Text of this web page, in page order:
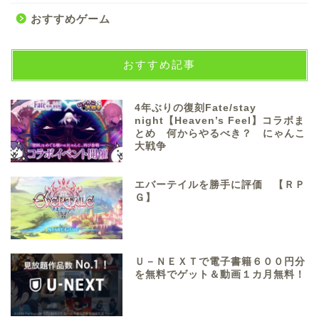
おすすめゲーム
おすすめ記事
4年ぶりの復刻Fate/stay
night【Heaven’s Feel】コラボま
とめ 何からやるべき？ にゃんこ
大戦争
エバーテイルを勝手に評価 【ＲＰ
Ｇ】
Ｕ－ＮＥＸＴで電子書籍６００円分
を無料でゲット＆動画１カ月無料！